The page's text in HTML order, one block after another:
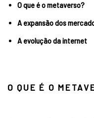
O que é o metaverso?
A expansão dos
A evolução da internet
O QUE É O